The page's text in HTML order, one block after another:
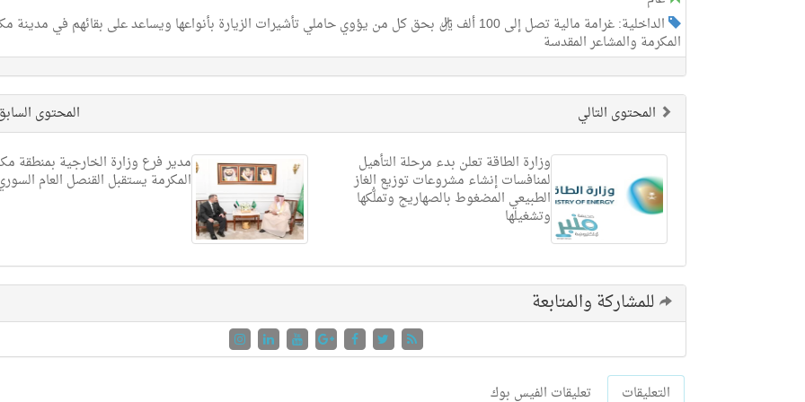
الداخلية: غرامة مالية تصل إلى 100 ألف ريال بحق كل من يؤوي حاملي تأشيرات الزيارة بأنواعها ويساعد على بقائهم في مدينة
المكرمة والمشاعر المقدسة
المحتوى المحتوى التالي
مدير فرع وزارة الخارجية بمنطقة
المكرمة يستقبل القنصل العام
وزارة الطاقة تعلن بدء مرحلة التأهيل
لمنافسات إنشاء مشروعات توزيع الغاز
الطبيعي المضغوط بالصهاريج وتملُّكها
وتشغيلها
للمشاركة والمتابعة
التعليقات تعليقات الفيس بوك